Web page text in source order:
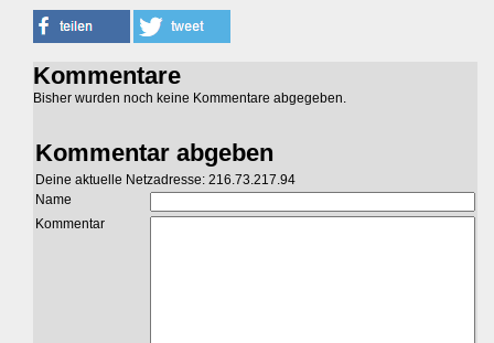
Kommentare
Bisher wurden noch keine Kommentare abgegeben.
Kommentar abgeben
Deine aktuelle Netzadresse: 216.73.217.94
Name
Kommentar